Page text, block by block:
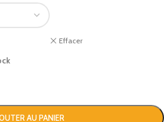
Effacer
AU PANIER